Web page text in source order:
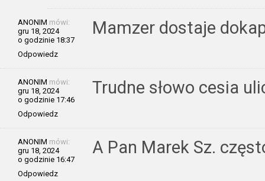
ANONIM mówi:
gru 18, 2024
o godzinie 18:37
Odpowiedz
Mamzer dostaje
ANONIM mówi:
gru 18, 2024
o godzinie 17:46
Odpowiedz
Trudne słowo cesia
ANONIM mówi:
gru 18, 2024
o godzinie 16:47
Odpowiedz
A Pan Marek Sz.